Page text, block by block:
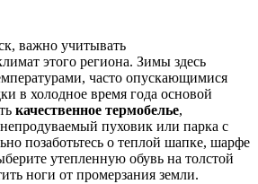
, важно учитывать
этого региона. Зимы здесь
часто опускающимися
в холодное время года основой
качественное термобелье,
пуховик или парка с
позаботьтесь о теплой шапке, шарфе
утепленную обувь на толстой
ноги от промерзания земли.